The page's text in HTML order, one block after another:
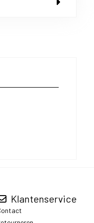
Klantenservice